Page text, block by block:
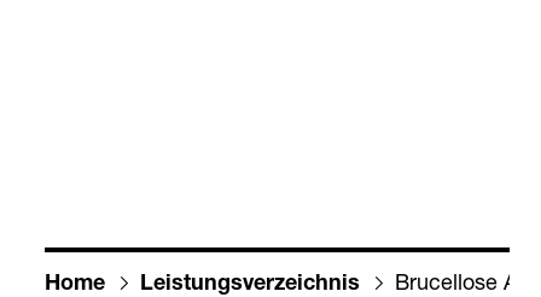
Home Leis­tungs­ver­zeich­nis Bru­cel­lose